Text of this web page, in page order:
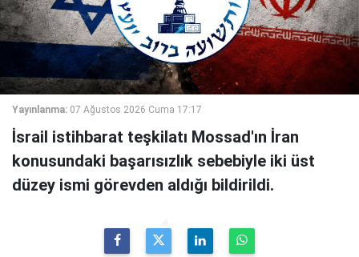
Yayınlanma: 07 Ağustos 2026 Cuma 17:17
İsrail istihbarat teşkilatı Mossad'ın İran
konusundaki başarısızlık sebebiyle iki üst
düzey ismi görevden aldığı bildirildi.